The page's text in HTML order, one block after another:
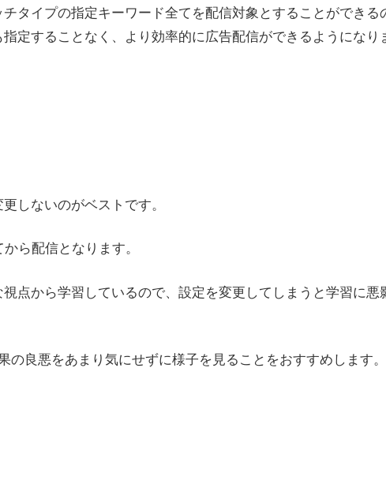
タイプの指定キーワード全てを配信対象とすることができる
定することなく、より効率的に広告配信ができるようになり
しないのがベストです。
ら配信となります。
点から学習しているので、設定を変更してしまうと学習に悪
良悪をあまり気にせずに様子を見ることをおすすめします。